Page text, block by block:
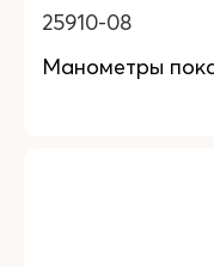
25910-08
Манометры